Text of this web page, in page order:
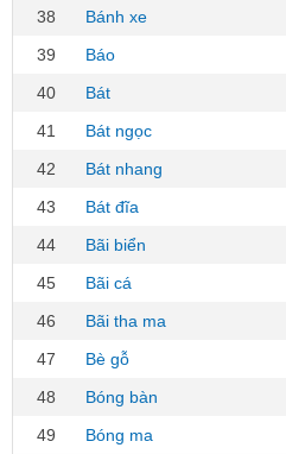
38
Bánh xe
39
Báo
40
Bát
41
Bát ngọc
42
Bát nhang
43
Bát đĩa
44
Bãi biển
45
Bãi cá
46
Bãi tha ma
47
Bè gỗ
48
Bóng bàn
49
Bóng ma